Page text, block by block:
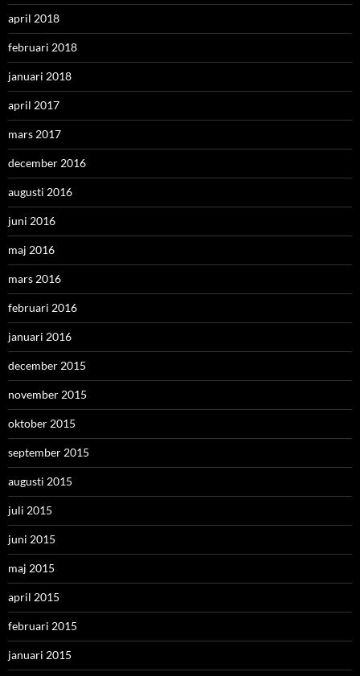
april 2018
februari 2018
januari 2018
april 2017
mars 2017
december 2016
augusti 2016
juni 2016
maj 2016
mars 2016
februari 2016
januari 2016
december 2015
november 2015
oktober 2015
september 2015
augusti 2015
juli 2015
juni 2015
maj 2015
april 2015
februari 2015
januari 2015